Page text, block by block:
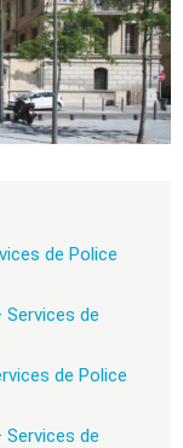
de Police
de
de Police
de